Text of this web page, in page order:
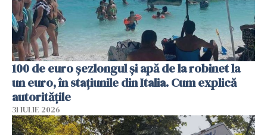
100 de euro șezlongul și apă de la robinet la
un euro, în stațiunile din Italia. Cum explică
autoritățile
31 IULIE 2026